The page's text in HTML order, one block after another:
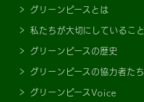
グリーンピースとは
私たちが大切にしていること
グリーンピースの歴史
グリーンピースの協力者たち
グリーンピースVoice